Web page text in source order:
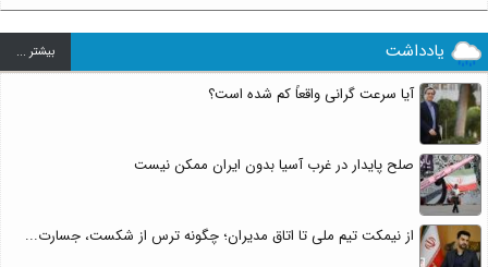
یادداشت بيشتر ...
آیا سرعت گرانی واقعاً کم شده است؟
صلح پایدار در غرب آسیا بدون ایران ممکن نیست
از نیمکت تیم ملی تا اتاق مدیران؛ چگونه ترس از شکست، جسارت...